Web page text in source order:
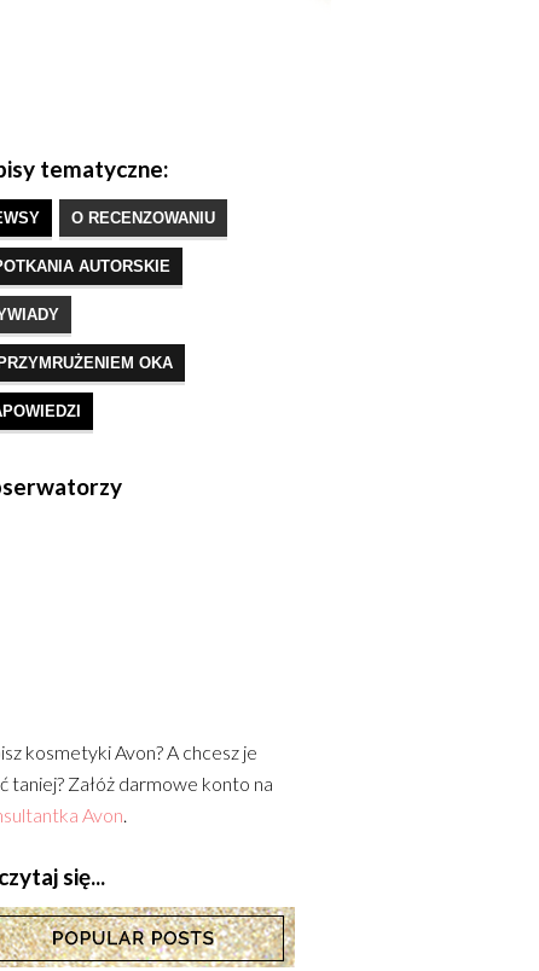
tematyczne:
O RECENZOWANIU
AUTORSKIE
OKA
kosmetyki Avon? A chcesz je
taniej? Załóż darmowe konto na
Avon.
się...